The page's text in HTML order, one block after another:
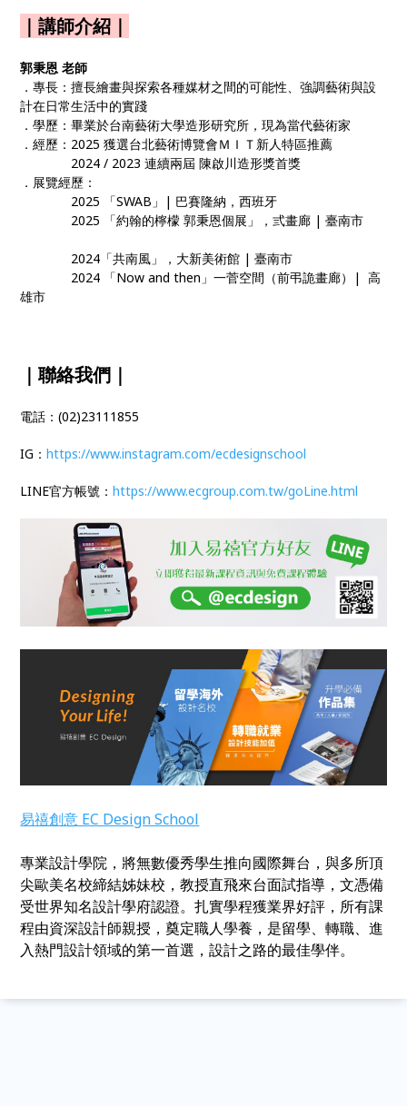
｜講師介紹｜
郭秉恩 老師
．專長：擅長繪畫與探索各種媒材之間的可能性、強調藝術與設
計在日常生活中的實踐
．學歷：畢業於台南藝術大學造形研究所，現為當代藝術家
．經歷：2025 獲選台北藝術博覽會ＭＩＴ新人特區推薦
2024 / 2023 連續兩屆 陳啟川造形獎首獎
．展覽經歷：
2025 「SWAB」| 巴賽隆納，西班牙
2025 「約翰的檸檬 郭秉恩個展」，弎畫廊 | 臺南市
2024「共南風」，大新美術館 | 臺南市
2024 「Now and then」一菅空間（前弔詭畫廊）| 高
雄市
｜聯絡我們｜
電話：(02)23111855
IG：https://www.instagram.com/ecdesignschool
LINE官方帳號：https://www.ecgroup.com.tw/goLine.html
易禧創意 EC Design School
專業設計學院，將無數優秀學生推向國際舞台，與多所頂
尖歐美名校締結姊妹校，教授直飛來台面試指導，文憑備
受世界知名設計學府認證。扎實學程獲業界好評，所有課
程由資深設計師親授，奠定職人學養，是留學、轉職、進
入熱門設計領域的第一首選，設計之路的最佳學伴。